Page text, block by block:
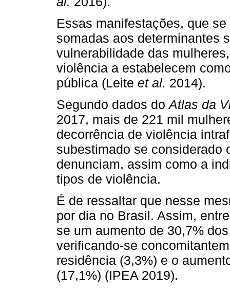
Essas manifestações, que
somadas aos determinantes
vulnerabilidade das
violência a estabelecem
pública (Leite et al. 2014).
Segundo dados doAtlas da
2017, mais de 221 mil
decorrência de violência
subestimado se considerado
denunciam, assim como a
tipos de violência.
É de ressaltar que nesse
por dia no Brasil. Assim,
se um aumento de 30,7%
verificando-se
residência (3,3%) e o
(17,1%) (IPEA 2019).